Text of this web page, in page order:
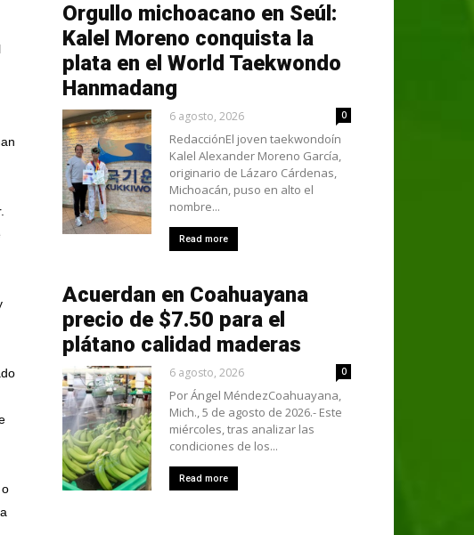
Orgullo michoacano en Seúl:
Kalel Moreno conquista la
plata en el World Taekwondo
Hanmadang
6 agosto, 2026 0
RedacciónEl joven taekwondoín
Kalel Alexander Moreno García,
originario de Lázaro Cárdenas,
Michoacán, puso en alto el
nombre...
Read more
Acuerdan en Coahuayana
precio de $7.50 para el
plátano calidad maderas
6 agosto, 2026 0
Por Ángel MéndezCoahuayana,
Mich., 5 de agosto de 2026.- Este
miércoles, tras analizar las
condiciones de los...
Read more